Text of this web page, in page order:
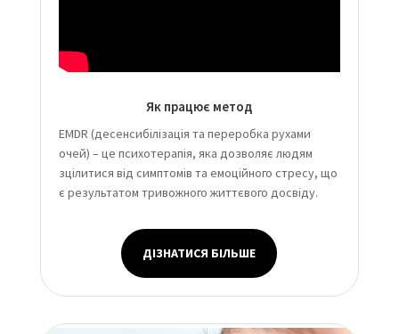
Як працює метод
EMDR (десенсибілізація та переробка рухами
очей) – це психотерапія, яка дозволяє людям
зцілитися від симптомів та емоційного стресу, що
є результатом тривожного життєвого досвіду.
ДІЗНАТИСЯ БІЛЬШЕ